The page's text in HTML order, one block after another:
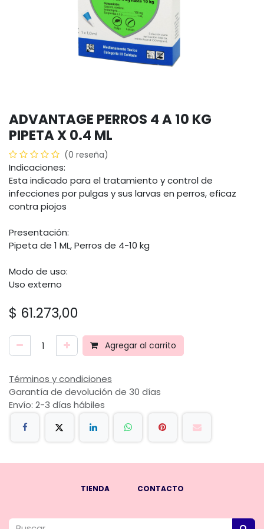
ADVANTAGE PERROS 4 A 10 KG
PIPETA X 0.4 ML
(0 reseña)
Indicaciones:
Esta indicado para el tratamiento y control de
infecciones por pulgas y sus larvas en perros, eficaz
contra piojos
Presentación:
Pipeta de 1 ML, Perros de 4-10 kg
Modo de uso:
Uso externo
$ 61.273,00
Agregar al carrito
Términos y condiciones
Garantía de devolución de 30 días
Envío: 2-3 días hábiles
TIENDA CONTACTO